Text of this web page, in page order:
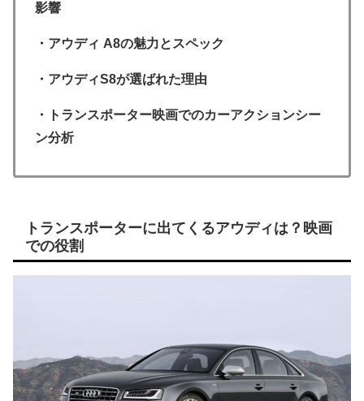
影響
・アウディ A8の魅力とスペック
・アウディS8が選ばれた理由
・トランスポーター映画でのカーアクションシー
ン分析
トランスポーターに出てくるアウディは？映画
での役割